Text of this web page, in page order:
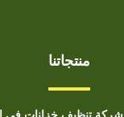
منتجاتنا